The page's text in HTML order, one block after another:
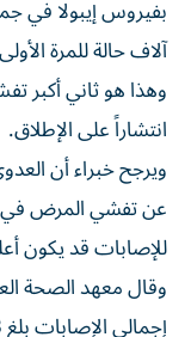
بفيروس إيبولا في
آلاف حالة للمرة
وهذا هو ثاني أكبر
انتشاراً على الإطلاق.
ويرجح خبراء أن
⁠للإصابات قد يكون
وقال معهد الصحة
إجمالي الإصابات بلغ 4053 حالة، بينها 1850 وفاة.